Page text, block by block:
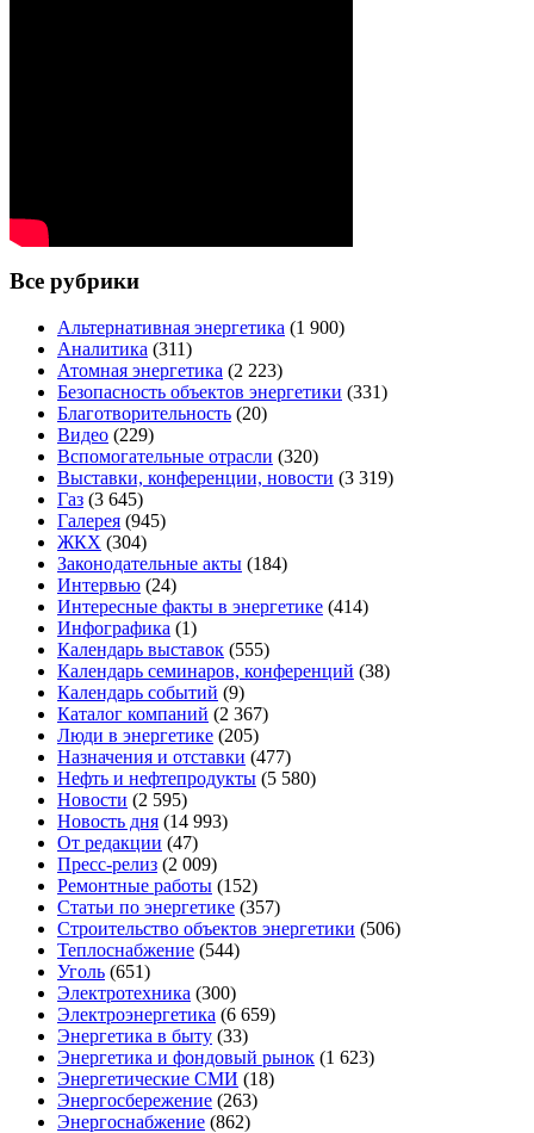
Все рубрики
Альтернативная энергетика (1 900)
Аналитика (311)
Атомная энергетика (2 223)
Безопасность объектов энергетики (331)
Благотворительность (20)
Видео (229)
Вспомогательные отрасли (320)
Выставки, конференции, новости (3 319)
Газ (3 645)
Галерея (945)
ЖКХ (304)
Законодательные акты (184)
Интервью (24)
Интересные факты в энергетике (414)
Инфографика (1)
Календарь выставок (555)
Календарь семинаров, конференций (38)
Календарь событий (9)
Каталог компаний (2 367)
Люди в энергетике (205)
Назначения и отставки (477)
Нефть и нефтепродукты (5 580)
Новости (2 595)
Новость дня (14 993)
От редакции (47)
Пресс-релиз (2 009)
Ремонтные работы (152)
Статьи по энергетике (357)
Строительство объектов энергетики (506)
Теплоснабжение (544)
Уголь (651)
Электротехника (300)
Электроэнергетика (6 659)
Энергетика в быту (33)
Энергетика и фондовый рынок (1 623)
Энергетические СМИ (18)
Энергосбережение (263)
Энергоснабжение (862)